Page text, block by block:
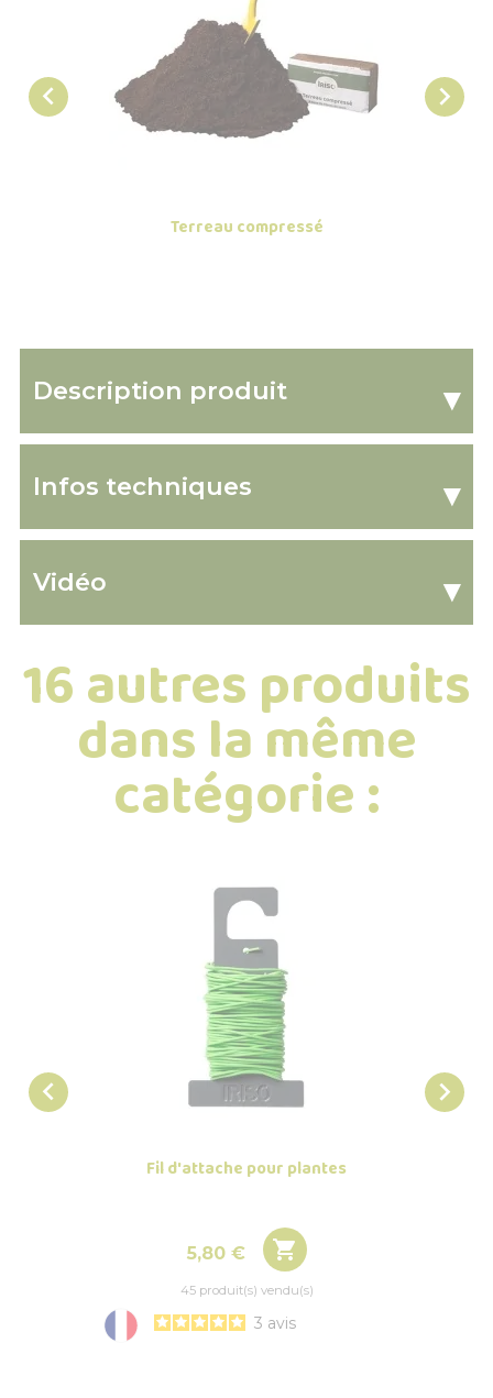

Terreau compressé

Description produit ▾
Infos techniques ▾
Vidéo ▾
16 autres produits
dans la même
catégorie :

Fil d'attache pour plantes
Prix
5,80 € 
45 produit(s) vendu(s)
3 avis
